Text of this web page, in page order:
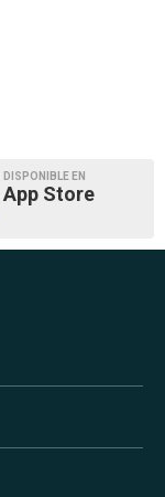
DISPONIBLE EN
App Store